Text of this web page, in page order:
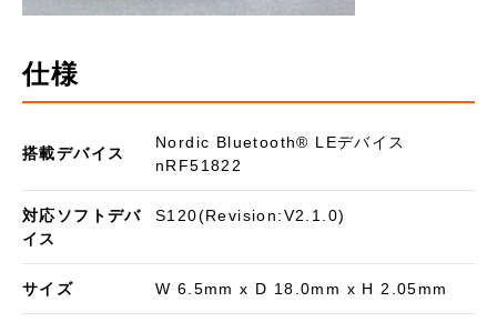
仕様
搭載デバイス
Nordic Bluetooth®︎ LEデバイス
nRF51822
対応ソフトデバ
イス
S120(Revision:V2.1.0)
サイズ W 6.5mm x D 18.0mm x H 2.05mm